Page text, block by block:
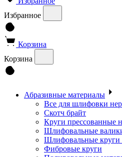
Избранное
Корзина
Корзина
Абразивные материалы
Все для шлифовки
Скотч брайт
Круги прессованные
Шлифовальные
Шлифовальные круги
Фибровые круги